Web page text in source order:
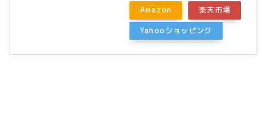
Amazon 楽天市場
Yahooショッピング